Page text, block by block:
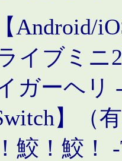
Android/
イブミニ
ガーヘリ
Switch】（
鮫！鮫！